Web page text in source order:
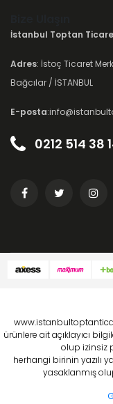
İstanbul Toptan
Adres: İstoç Ticaret
Bağcılar / İSTANBUL
E-posta
0212 514 38
ürünlere ait açıklayıcı
olup izinsiz
herhangi birinin yazılı
yasaklanmış